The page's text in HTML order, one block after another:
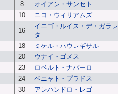
8 オイアン・サンセト
10 ニコ・ウィリアムズ
16
イニゴ・ルイス・デ・ガラレ
タ
18 ミケル・ハウレギサル
20 ウナイ・ゴメス
23 ロベルト・ナバーロ
24 ベニャト・プラドス
30 アレハンドロ・レゴ